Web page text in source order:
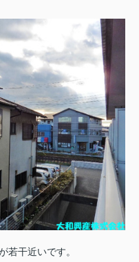
若干近いです。